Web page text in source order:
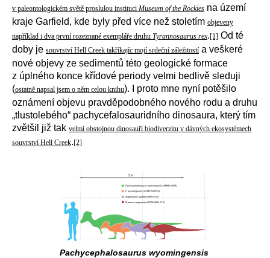
v paleontologickém světě proslulou instituci Museum of the Rockies na území
kraje Garfield, kde byly před více než stoletím objeveny
například i dva první rozeznané exempláře druhu Tyrannosaurus rex.[1] Od té
doby je souvrství Hell Creek takříkajíc mojí srdeční záležitostí a veškeré
nové objevy ze sedimentů této geologické formace
z úplného konce křídové periody velmi bedlivě sleduji
(ostatně napsal jsem o něm celou knihu). I proto mne nyní potěšilo
oznámení objevu pravděpodobného nového rodu a druhu
„tlustolebého“ pachycefalosauridního dinosaura, který tím
zvětšil již tak velmi obstojnou dinosauří biodiverzitu v dávných ekosystémech
souvrství Hell Creek.[2]
Pachycephalosaurus wyomingensis